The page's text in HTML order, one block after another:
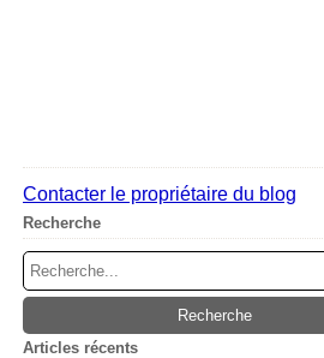
Contacter le propriétaire du blog
Recherche
Articles récents